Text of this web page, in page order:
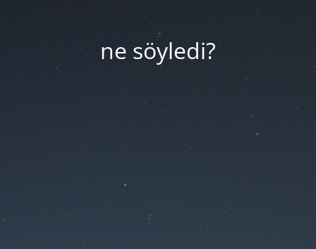
ne söyledi?